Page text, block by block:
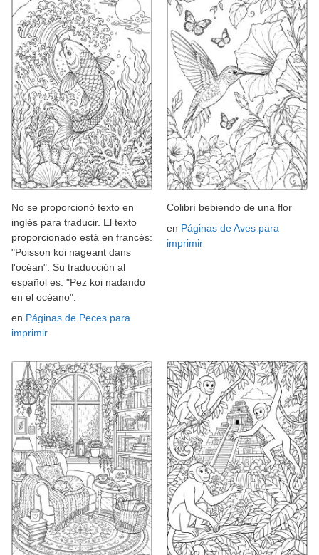
No se proporcionó texto en
inglés para traducir. El texto
proporcionado está en francés:
"Poisson koi nageant dans
l'océan". Su traducción al
español es: "Pez koi nadando
en el océano".
en Páginas de Peces para
imprimir
Colibrí bebiendo de una flor
en Páginas de Aves para
imprimir